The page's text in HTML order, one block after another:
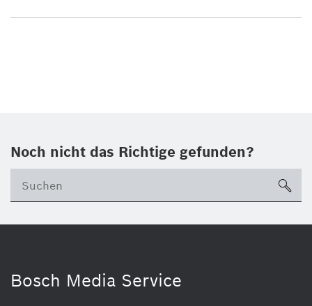
Noch nicht das Richtige gefunden?
Bosch Media Service